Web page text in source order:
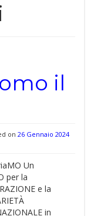
il
on 26 Gennaio 2024
Un
per la
e la
in